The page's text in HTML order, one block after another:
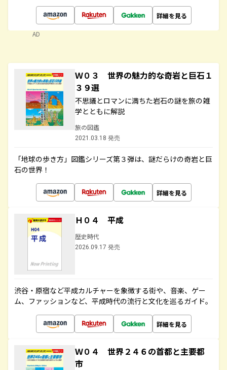
詳細を見る
AD
Ｗ０３ 世界の魅力的な奇岩と巨石１
３９選
不思議とロマンに満ちた岩石の謎を旅の雑
学とともに解説
旅の図鑑
2021.03.18 発売
「地球の歩き方」図鑑シリーズ第３弾は、謎だらけの奇岩と巨
石の世界！
詳細を見る
Ｈ０４ 平成
歴史時代
2026.09.17 発売
渋谷・原宿など平成カルチャーを象徴する街や、音楽、ゲー
ム、ファッションなど、平成時代の流行と文化を巡るガイド。
詳細を見る
Ｗ０４ 世界２４６の首都と主要都
市